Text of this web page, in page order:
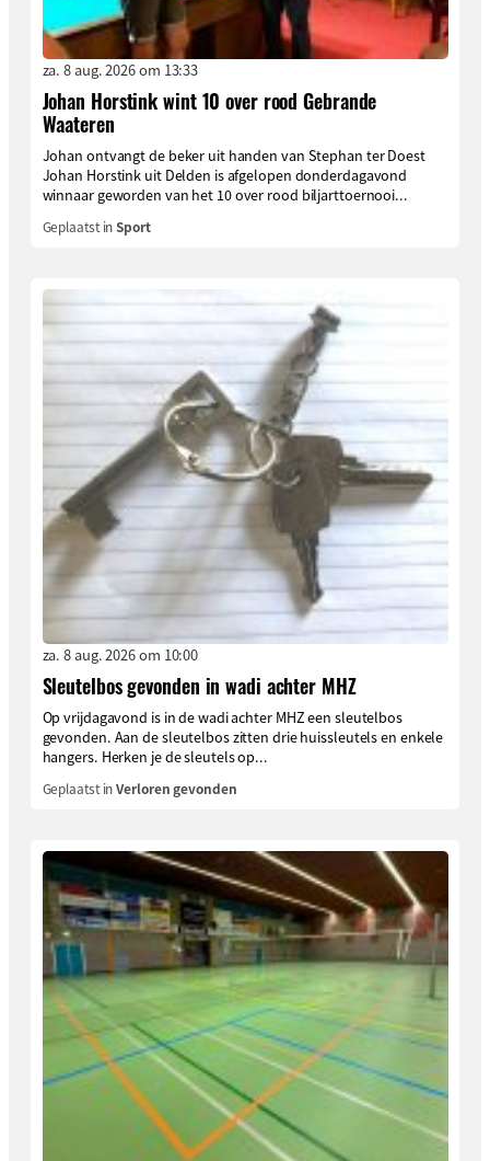
za. 8 aug. 2026 om 13:33
Johan Horstink wint 10 over rood Gebrande
Waateren
Johan ontvangt de beker uit handen van Stephan ter Doest
Johan Horstink uit Delden is afgelopen donderdagavond
winnaar geworden van het 10 over rood biljarttoernooi...
Geplaatst inSport
za. 8 aug. 2026 om 10:00
Sleutelbos gevonden in wadi achter MHZ
Op vrijdagavond is in de wadi achter MHZ een sleutelbos
gevonden. Aan de sleutelbos zitten drie huissleutels en enkele
hangers. Herken je de sleutels op...
Geplaatst inVerloren gevonden